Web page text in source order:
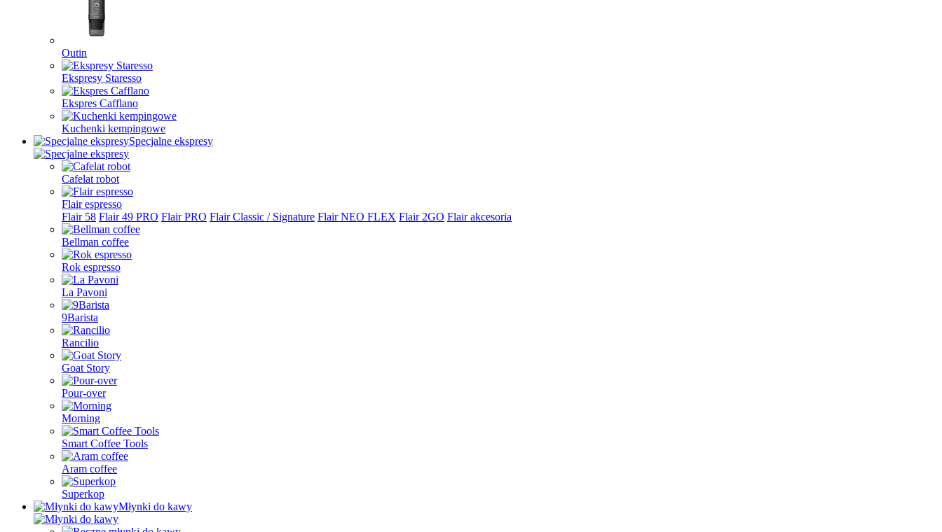
Outin
Ekspresy Staresso
Ekspres Cafflano
Kuchenki kempingowe
Specjalne ekspresy
Cafelat robot
Flair espresso
Flair 58 Flair 49 PRO Flair PRO Flair Classic / Signature Flair NEO FLEX Flair 2GO Flair akcesoria
Bellman coffee
Rok espresso
La Pavoni
9Barista
Rancilio
Goat Story
Pour-over
Morning
Smart Coffee Tools
Aram coffee
Superkop
Młynki do kawy